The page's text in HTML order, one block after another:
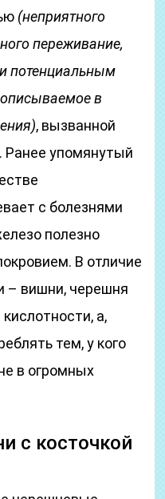
(неприятного
переживание,
потенциальным
в
, вызванной
Ранее упомянутый
с болезнями
полезно
В отличие
– вишни, черешня
а,
тем, у кого
в огромных
с косточкой